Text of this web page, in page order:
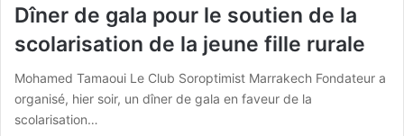
Dîner de gala pour le soutien de la
scolarisation de la jeune fille rurale
Mohamed Tamaoui Le Club Soroptimist Marrakech Fondateur a
organisé, hier soir, un dîner de gala en faveur de la
scolarisation…